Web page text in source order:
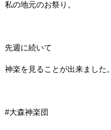
私の地元のお祭り。
先週に続いて
神楽を見ることが出来ました。
#大森神楽団